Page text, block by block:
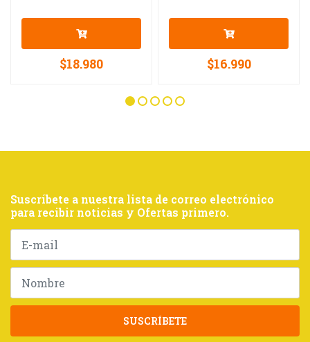
$18.980 $16.990
Suscríbete a nuestra lista de correo electrónico
para recibir noticias y Ofertas primero.
SUSCRÍBETE